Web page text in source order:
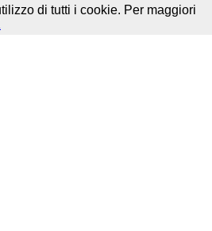
di tutti i cookie. Per maggiori